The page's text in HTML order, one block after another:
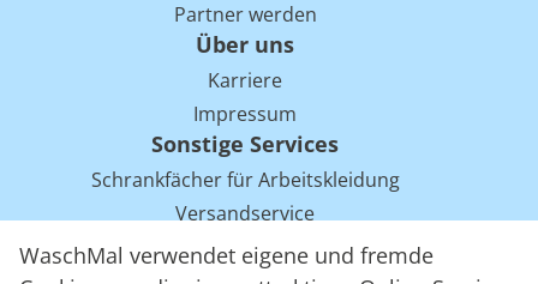
WaschMal verwendet eigene und fremde
Partner werden
Über uns
Karriere
Impressum
Sonstige Services
Schrankfächer für Arbeitskleidung
Versandservice
Einsparpotentiale für Mietwäsche bei Arbeitskleidung